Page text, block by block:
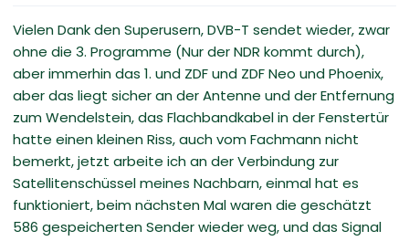
Vielen Dank den Superusern, DVB-T sendet wieder, zwar
ohne die 3. Programme (Nur der NDR kommt durch),
aber immerhin das 1. und ZDF und ZDF Neo und Phoenix,
aber das liegt sicher an der Antenne und der Entfernung
zum Wendelstein, das Flachbandkabel in der Fenstertür
hatte einen kleinen Riss, auch vom Fachmann nicht
bemerkt, jetzt arbeite ich an der Verbindung zur
Satellitenschüssel meines Nachbarn, einmal hat es
funktioniert, beim nächsten Mal waren die geschätzt
586 gespeicherten Sender wieder weg, und das Signal